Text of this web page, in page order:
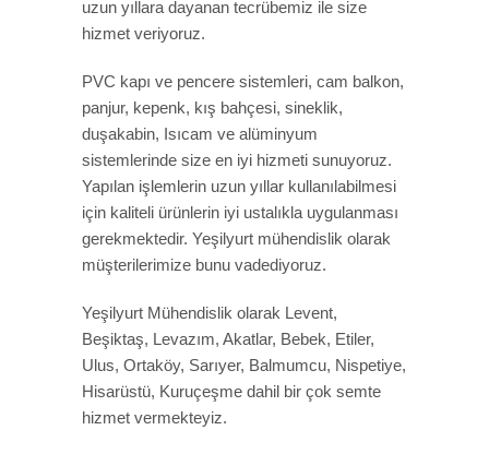
uzun yıllara dayanan tecrübemiz ile size
hizmet veriyoruz.
PVC kapı ve pencere sistemleri, cam balkon,
panjur, kepenk, kış bahçesi, sineklik,
duşakabin, Isıcam ve alüminyum
sistemlerinde size en iyi hizmeti sunuyoruz.
Yapılan işlemlerin uzun yıllar kullanılabilmesi
için kaliteli ürünlerin iyi ustalıkla uygulanması
gerekmektedir. Yeşilyurt mühendislik olarak
müşterilerimize bunu vadediyoruz.
Yeşilyurt Mühendislik olarak Levent,
Beşiktaş, Levazım, Akatlar, Bebek, Etiler,
Ulus, Ortaköy, Sarıyer, Balmumcu, Nispetiye,
Hisarüstü, Kuruçeşme dahil bir çok semte
hizmet vermekteyiz.